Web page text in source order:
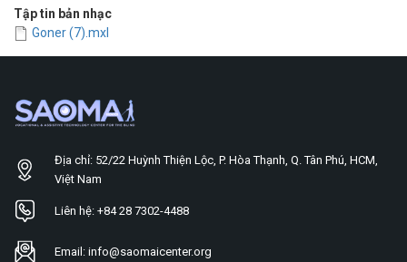
Tập tin bản nhạc
Goner (7).mxl
Địa chỉ: 52/22 Huỳnh Thiện Lộc, P. Hòa Thạnh, Q. Tân Phú, HCM,
Việt Nam
Liên hệ: +84 28 7302-4488
Email: info@saomaicenter.org